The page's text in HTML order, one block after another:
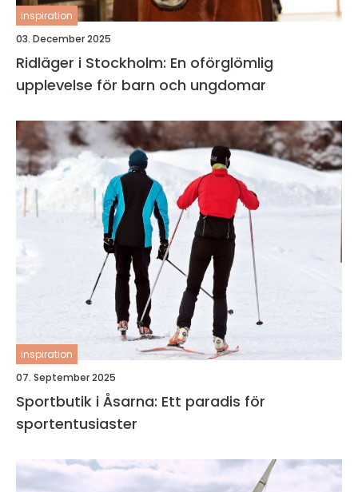
inspiration
03. December 2025
Ridläger i Stockholm: En oförglömlig
upplevelse för barn och ungdomar
inspiration
07. September 2025
Sportbutik i Åsarna: Ett paradis för
sportentusiaster